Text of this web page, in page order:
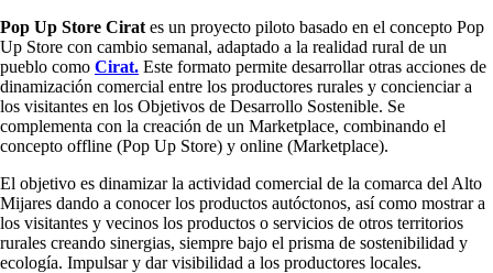
Pop Up Store Cirat es un proyecto piloto basado en el concepto Pop
Up Store con cambio semanal, adaptado a la realidad rural de un
pueblo como Cirat. Este formato permite desarrollar otras acciones de
dinamización comercial entre los productores rurales y concienciar a
los visitantes en los Objetivos de Desarrollo Sostenible. Se
complementa con la creación de un Marketplace, combinando el
concepto offline (Pop Up Store) y online (Marketplace).
El objetivo es dinamizar la actividad comercial de la comarca del Alto
Mijares dando a conocer los productos autóctonos, así como mostrar a
los visitantes y vecinos los productos o servicios de otros territorios
rurales creando sinergias, siempre bajo el prisma de sostenibilidad y
ecología. Impulsar y dar visibilidad a los productores locales.